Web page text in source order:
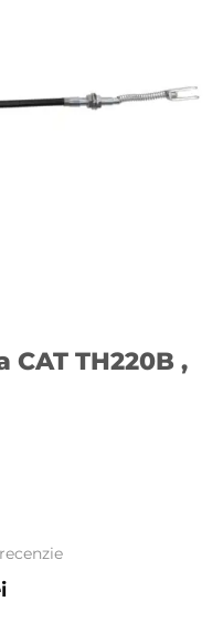
TH220B ,
Prețul